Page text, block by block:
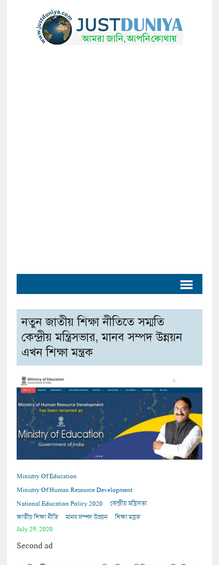
নতুন জাতীয় শিক্ষা নীতিতে সম্মতি
কেন্দ্রীয় মন্ত্রিসভার, মানব সম্পদ উন্নয়ন
এখন শিক্ষা মন্ত্রক
Ministry Of Education
Ministry Of Human Resource Development
National Education Policy 2020
কেন্দ্রীয় মন্ত্রিসভা
জাতীয় শিক্ষা নীতি
মানব সম্পদ উন্নয়ন
শিক্ষা মন্ত্রক
July 29, 2020
Second ad